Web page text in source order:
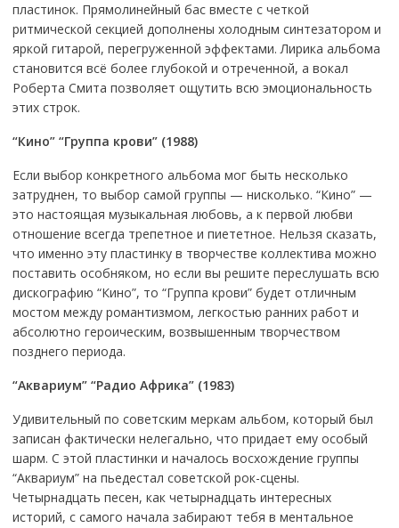
пластинок. Прямолинейный бас вместе с четкой
ритмической секцией дополнены холодным синтезатором и
яркой гитарой, перегруженной эффектами. Лирика альбома
становится всё более глубокой и отреченной, а вокал
Роберта Смита позволяет ощутить всю эмоциональность
этих строк.
“Кино” “Группа крови” (1988)
Если выбор конкретного альбома мог быть несколько
затруднен, то выбор самой группы — нисколько. “Кино” —
это настоящая музыкальная любовь, а к первой любви
отношение всегда трепетное и пиететное. Нельзя сказать,
что именно эту пластинку в творчестве коллектива можно
поставить особняком, но если вы решите переслушать всю
дискографию “Кино”, то “Группа крови” будет отличным
мостом между романтизмом, легкостью ранних работ и
абсолютно героическим, возвышенным творчеством
позднего периода.
“Аквариум” “Радио Африка” (1983)
Удивительный по советским меркам альбом, который был
записан фактически нелегально, что придает ему особый
шарм. С этой пластинки и началось восхождение группы
“Аквариум” на пьедестал советской рок-сцены.
Четырнадцать песен, как четырнадцать интересных
историй, с самого начала забирают тебя в ментальное